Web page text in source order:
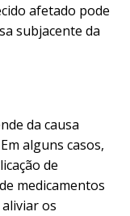
afetado pode
subjacente da
da causa
alguns casos,
de
medicamentos
os